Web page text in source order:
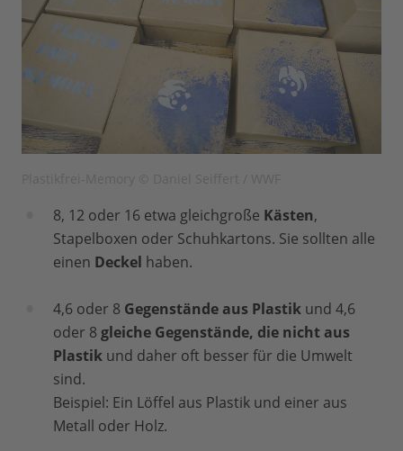
8, 12 oder 16 etwa gleichgroße Kästen,
Stapelboxen oder Schuhkartons. Sie sollten alle
einen Deckel haben.
4,6 oder 8 Gegenstände aus Plastik und 4,6
oder 8 gleiche Gegenstände, die nicht aus
Plastik und daher oft besser für die Umwelt
sind.
Beispiel: Ein Löffel aus Plastik und einer aus
Metall oder Holz.